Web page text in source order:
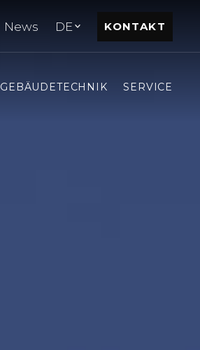
News DE KONTAKT
GEBÄUDETECHNIK SERVICE